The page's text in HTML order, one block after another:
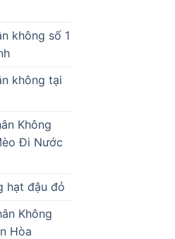
không số 1
không tại
Không
Đi Nước
hạt đậu đỏ
Không
Hòa